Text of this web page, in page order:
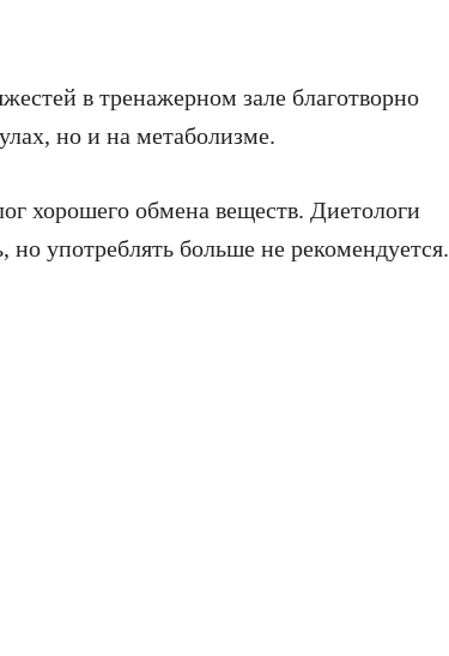
в тренажерном зале благотворно
но и на метаболизме.
хорошего обмена веществ. Диетологи
но употреблять больше не рекомендуется.